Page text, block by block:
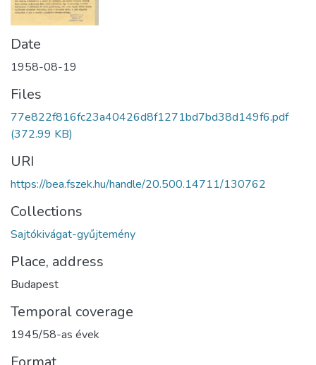
Date
1958-08-19
Files
77e822f816fc23a40426d8f1271bd7bd38d149f6.pdf
(372.99 KB)
URI
https://bea.fszek.hu/handle/20.500.14711/130762
Collections
Sajtókivágat-gyűjtemény
Place, address
Budapest
Temporal coverage
1945/58-as évek